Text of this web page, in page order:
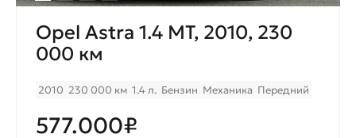
Opel Astra 1.4 MT, 2010, 230
000 км
2010 230 000 км 1.4 л. Бензин Механика Передний
577.000₽